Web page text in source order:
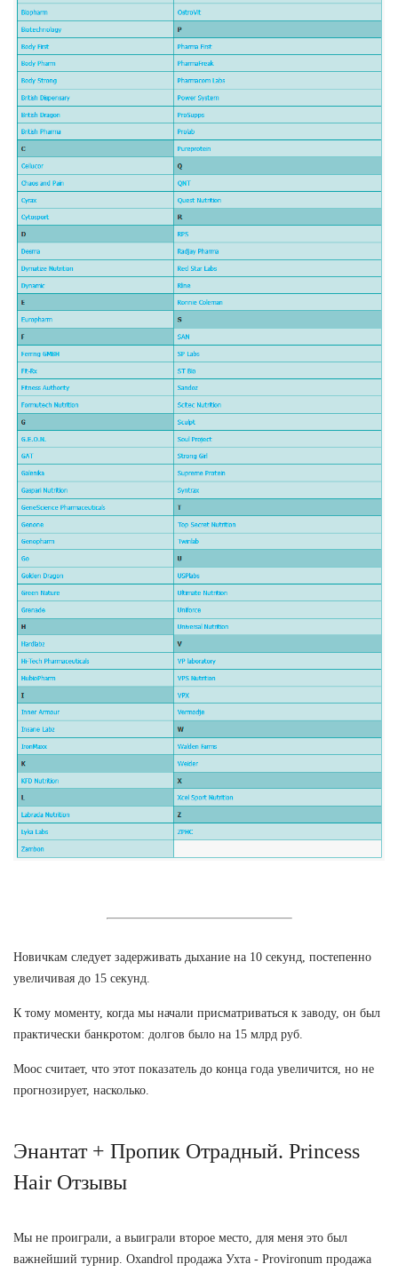
Новичкам следует задерживать дыхание на 10 секунд, постепенно
увеличивая до 15 секунд.
К тому моменту, когда мы начали присматриваться к заводу, он был
практически банкротом: долгов было на 15 млрд руб.
Моос считает, что этот показатель до конца года увеличится, но не
прогнозирует, насколько.
Энантат + Пропик Отрадный. Princess
Hair Отзывы
Мы не проиграли, а выиграли второе место, для меня это был
важнейший турнир. Oxandrol продажа Ухта - Provironum продажа